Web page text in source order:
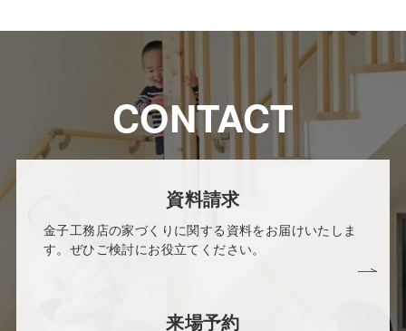
CONTACT
資料請求
金子工務店の家づくりに関する資料をお届けいたしま
す。ぜひご検討にお役立てください。
来場予約